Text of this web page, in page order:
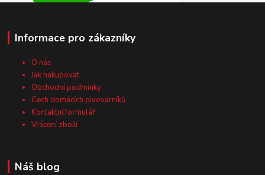
Informace pro zákazníky
O nás
Jak nakupovat
Obchodní podmínky
Cech domácích pivovarníků
Kontaktní formulář
Vrácení zboží
Náš blog